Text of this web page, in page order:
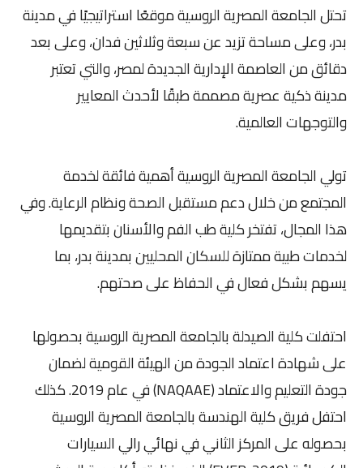
تحتل الجامعة المصرية الروسية موقعًا استراتيجيًا في مدينة
بدر، وعلى مساحة تزيد عن سبعة وثلاثين فدان، وعلى بعد
دقائق من العاصمة الإدارية الجديدة لمصر، والتي تعتبر
مدينة ذكية عصرية مصممة طبقًا لأحدث المعايير
والتوجهات العالمية.
تولي الجامعة المصرية الروسية أهمية فائقة لخدمة
المجتمع من خلال دعم مستقبل الصحة ونظام الرعاية. وفي
هذا المجال، تفتخر كلية طب الفم والأسنان بتقديمها
لخدمات طبية ممتازة للسكان المحليين بمدينة بدر، بما
يسهم بشكل فعال في الحفاظ على صحتهم.
احتفلت كلية الصيدلة بالجامعة المصرية الروسية بحصولها
على شهادة اعتماد الجودة من الهيئة القومية لضمان
جودة التعليم والاعتماد (NAQAAE) في عام 2019. كذلك
احتفل فريق كلية الهندسة بالجامعة المصرية الروسية
بحصوله على المركز الثاني في نهائي رالي السيارات